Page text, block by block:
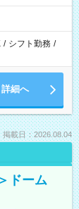
/ シフト勤務 /
詳細へ
掲載日：2026.08.04
ドーム